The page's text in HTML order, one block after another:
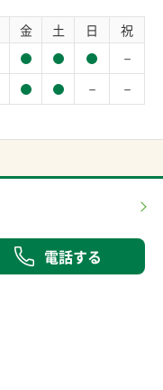
金 土 日 祝
－
－ －
電話する